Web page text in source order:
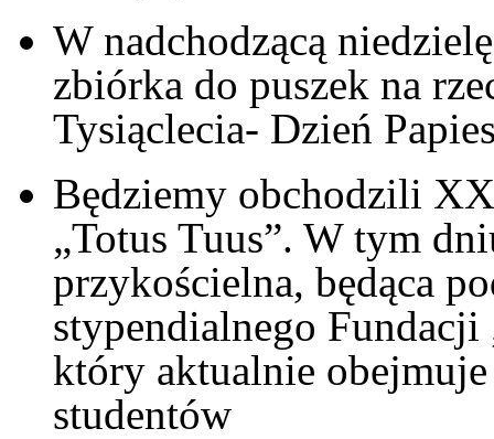
W nadchodzącą
zbiórka do puszek na
Tysiąclecia- Dzień
Będziemy obchodzili
„Totus Tuus”. W tym
przykościelna, będąca
stypendialnego Fundacji
który aktualnie
studentów